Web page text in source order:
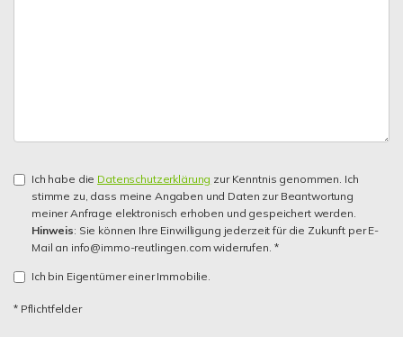
Ich habe die Datenschutzerklärung zur Kenntnis genommen. Ich
stimme zu, dass meine Angaben und Daten zur Beantwortung
meiner Anfrage elektronisch erhoben und gespeichert werden.
Hinweis: Sie können Ihre Einwilligung jederzeit für die Zukunft per E-
Mail an info@immo-reutlingen.com widerrufen. *
Ich bin Eigentümer einer Immobilie.
* Pflichtfelder